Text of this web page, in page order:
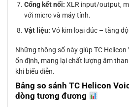
Cổng kết nối: XLR input/output,
với micro và máy tính.
Vật liệu: Vỏ kim loại đúc – tăng
Những thông số này giúp TC Helicon
ổn định, mang lại chất lượng âm
khi biểu diễn.
Bảng so sánh TC Helicon
dòng tương đương